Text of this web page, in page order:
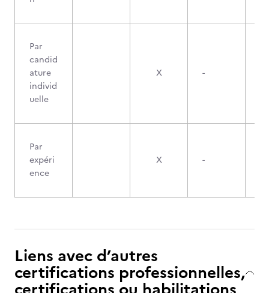
Par
candid
ature
individ
uelle
X -
Par
expéri
ence
X -
Liens avec d’autres
certifications professionnelles,